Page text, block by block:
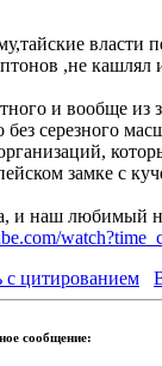
власти
,не
и вообще
без серезного
замке с
и наш любимый
с цитированием
сообщение: